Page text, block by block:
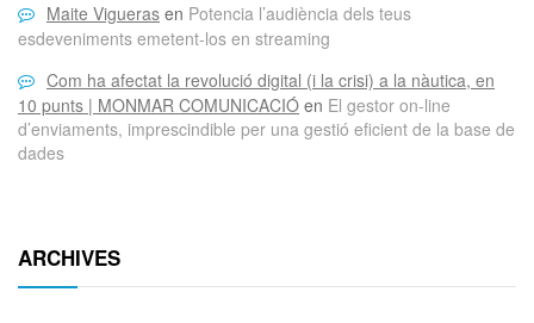
Maite Vigueras en Potencia l’audiència dels teus
esdeveniments emetent-los en streaming
Com ha afectat la revolució digital (i la crisi) a la nàutica, en
10 punts | MONMAR COMUNICACIÓ en El gestor on-line
d’enviaments, imprescindible per una gestió eficient de la base de
dades
ARCHIVES